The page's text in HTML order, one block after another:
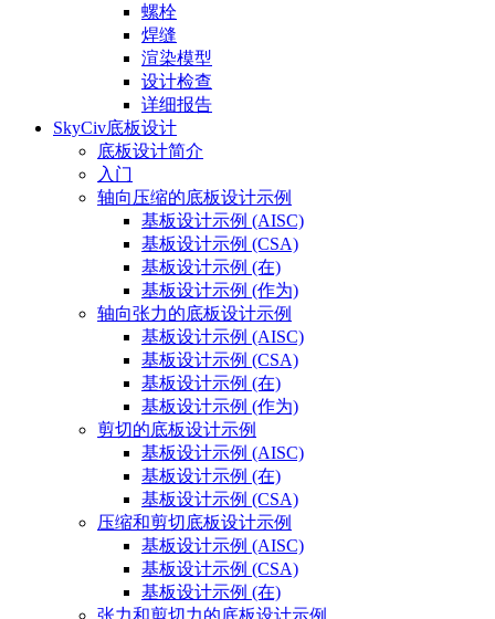
螺栓
焊缝
渲染模型
设计检查
详细报告
SkyCiv底板设计
底板设计简介
入门
轴向压缩的底板设计示例
基板设计示例 (AISC)
基板设计示例 (CSA)
基板设计示例 (在)
基板设计示例 (作为)
轴向张力的底板设计示例
基板设计示例 (AISC)
基板设计示例 (CSA)
基板设计示例 (在)
基板设计示例 (作为)
剪切的底板设计示例
基板设计示例 (AISC)
基板设计示例 (在)
基板设计示例 (CSA)
压缩和剪切底板设计示例
基板设计示例 (AISC)
基板设计示例 (CSA)
基板设计示例 (在)
张力和剪切力的底板设计示例